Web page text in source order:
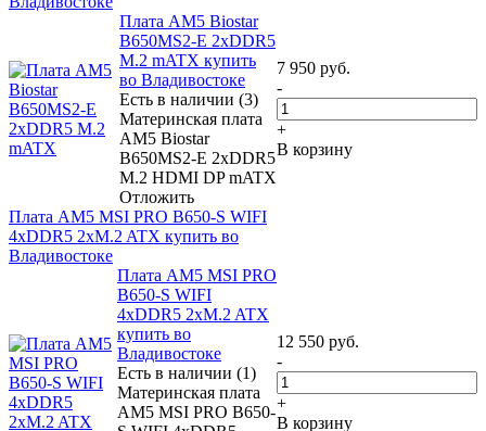
Плата AM5 Biostar
B650MS2-E 2xDDR5
M.2 mATX купить
во Владивостоке
Есть в наличии (3)
Материнская плата
AM5 Biostar
B650MS2-E 2xDDR5
M.2 HDMI DP mATX
Отложить
7 950 руб.
-
+
В корзину
Плата AM5 MSI PRO B650-S WIFI
4xDDR5 2xM.2 ATX купить во
Владивостоке
Плата AM5 MSI PRO
B650-S WIFI
4xDDR5 2xM.2 ATX
купить во
Владивостоке
Есть в наличии (1)
Материнская плата
AM5 MSI PRO B650-
12 550 руб.
-
+
В корзину